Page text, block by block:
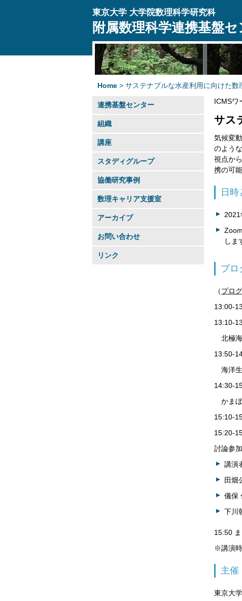
東京大学 大学院数理科学研究科
附属数理科学連携基盤セ
Home > サステナブルな水産利用に向けた数
連携基盤センター
組織
講座
スタディグループ
協働研究事例
数理キャリア支援室
アーカイブ
お問い合わせ
リンク
ICMSワ
サス
気候変
のよう
視点か
携の可
日
しま
プロ
（プロ
13:00-
13:10-
北極海
13:50-
海洋生
14:30-
かまぼ
15:10-
15:20-
討論参
講演
田畑
儀保
下川
15:50
※講演時
主催
東京大